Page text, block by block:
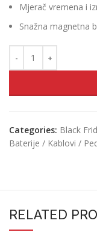
Mjerač vremena i
Snažna magnetna
Categories: Black
Baterije / Kablovi /
RELATED